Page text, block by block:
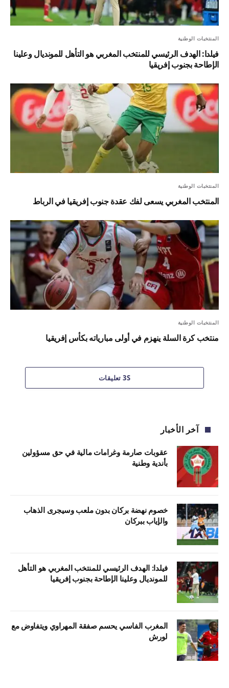
المنتخبات الوطنية
فيلدا: الهدف الرئيسي للمنتخب المغربي هو التأهل للمونديال وعلينا
الإطاحة بجنوب إفريقيا
المنتخبات الوطنية
المنتخب المغربي يسعى لفك عقدة جنوب إفريقيا في الرباط
المنتخبات الوطنية
منتخب كرة السلة ينهزم في أولى مبارياته بكأس إفريقيا
3S تعليقات
آخر الأخبار
عقوبات صارمة وغرامات مالية في حق مسؤولين
بأندية وطنية
خصوم نهضة بركان بدون ملعب وسيجرى الذهاب
والإياب ببركان
فيلدا: الهدف الرئيسي للمنتخب المغربي هو التأهل
للمونديال وعلينا الإطاحة بجنوب إفريقيا
المغرب الفاسي يحسم صفقة المهراوي ويتفاوض مع
لورش